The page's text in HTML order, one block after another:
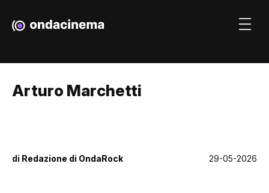
Arturo Marchetti
di Redazione di OndaRock 29-05-2026